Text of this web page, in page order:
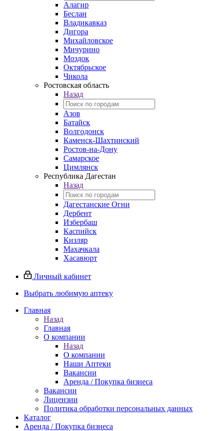
Алагир
Беслан
Владикавказ
Дигора
Михайловское
Мичурино
Моздок
Октябрьское
Чикола
Ростовская область
Назад
Азов
Батайск
Волгодонск
Каменск-Шахтинский
Ростов-на-Дону
Самарское
Цимлянск
Республика Дагестан
Назад
Дагестанские Огни
Дербент
Избербаш
Каспийск
Кизляр
Махачкала
Хасавюрт
Личный кабинет
Выбрать любимую аптеку
Главная
Назад
Главная
О компании
Назад
О компании
Наши Аптеки
Вакансии
Аренда / Покупка бизнеса
Вакансии
Лицензии
Политика обработки персональных данных
Каталог
Аренда / Покупка бизнеса